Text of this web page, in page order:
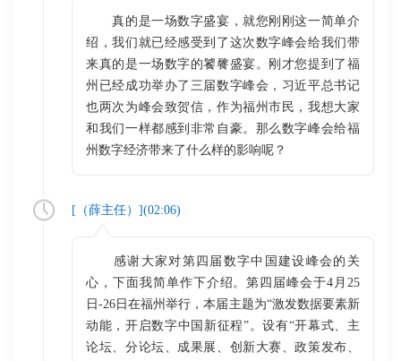
真的是一场数字盛宴，就您刚刚这一简单介
绍，我们就已经感受到了这次数字峰会给我们带
来真的是一场数字的饕餮盛宴。刚才您提到了福
州已经成功举办了三届数字峰会，习近平总书记
也两次为峰会致贺信，作为福州市民，我想大家
和我们一样都感到非常自豪。那么数字峰会给福
州数字经济带来了什么样的影响呢？
[（薛主任）](02:06)
感谢大家对第四届数字中国建设峰会的关
心，下面我简单作下介绍。第四届峰会于4月25
日-26日在福州举行，本届主题为“激发数据要素新
动能，开启数字中国新征程”。设有“开幕式、主
论坛、分论坛、成果展、创新大赛、政策发布、